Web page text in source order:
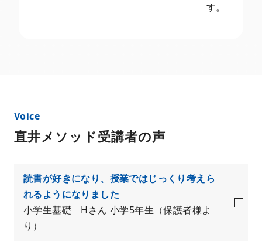
す。
直井メソッド受講者の声
読書が好きになり、授業ではじっくり考えら
れるようになりました
小学生基礎 Hさん 小学5年生（保護者様よ
り）